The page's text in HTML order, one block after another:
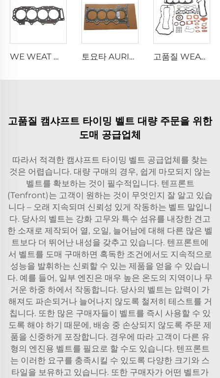
WE WEAT WE01-10-271 자동차 부품 실린더 헤드 가스켓 풀 가스켓 세트 수리 키트 포드 마즈다 3.0 토요타 AURIS COROLLA PLATZ PORTE PREMIO PRIUS YARIS 1.3 1.5용 오토 엔진 부품 1NZ 2NZ 실린더 헤드 가스켓 고품질 WEAT 엔진 가스켓 세트 WE01-10-271 오버홀 실링 키트 포드 RANGER 3.0L / 마즈다 BT-50 3.0L용
고품질 캠샤프트 타이밍 벨트 대량 주문을 위한
도매 공급업체
따라서 적격한 캠샤프트 타이밍 벨트 공급업체를 찾는
것은 어렵습니다. 대량 구매의 경우, 쉽게 마모되지 않는
벨트를 확보하는 것이 필수적입니다. 텐프론트
(Tenfront)는 고객이 원하는 것이 무엇인지 잘 알고 있습
니다 – 오래 지속되며 신뢰성 있게 작동하는 벨트 말입니
다. 당사의 벨트는 강화 고무와 특수 섬유를 내장한 견고
한 소재로 제작되어 열, 오일, 늘어남에 대해 다른 많은 벨
트보다 더 뛰어난 내성을 갖추고 있습니다. 텐프론트에
서 벨트를 도매 구매하면 혹독한 조건에서도 지속적으로
성능을 발휘하는 신뢰할 수 있는 제품을 얻을 수 있습니
다. 예를 들어, 일부 엔진은 매우 높은 온도의 지역이나 무
거운 하중 하에서 작동합니다. 당사의 벨트는 압력이 가
해져도 파손되거나 늘어나지 않도록 철저히 테스트를 거
칩니다. 또한 많은 구매자들이 벨트를 즉시 사용할 수 있
도록 해야 하기 때문에, 배송 중 손상되지 않도록 주문 제
품을 신중하게 포장합니다. 경우에 따라 고객이 다른 유
형의 엔진용 벨트를 필요로 할 수도 있습니다. 텐프론트
는 이러한 요구를 충족시킬 수 있도록 다양한 크기와 스
타일을 보유하고 있습니다. 또한 구매자가 어떤 벨트가